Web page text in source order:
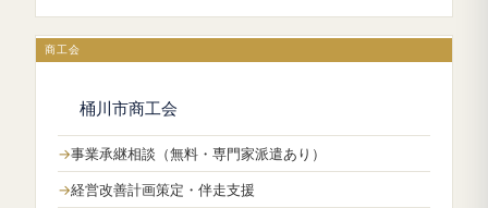
商工会
桶川市商工会
事業承継相談（無料・専門家派遣あり）
経営改善計画策定・伴走支援